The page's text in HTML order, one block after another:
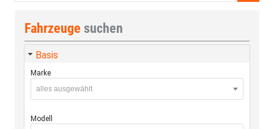
Fahrzeuge suchen
Basis
Marke
alles ausgewählt
Modell